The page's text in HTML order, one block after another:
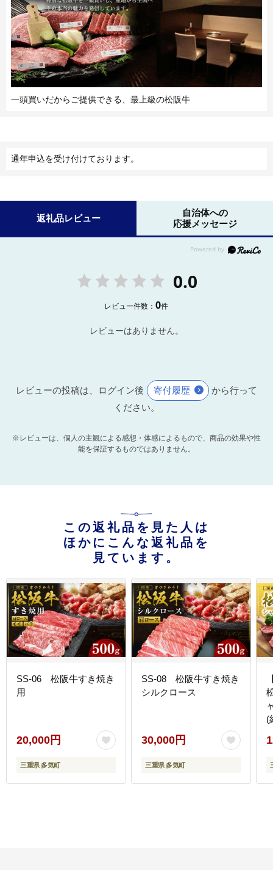
一頭買いだからご提供できる、最上級の松阪牛
通年申込を受け付けております。
返礼品レビュー
自治体への
応援メッセージ
0.0
レビュー件数：0件
レビューはありません。
レビューの投稿は、ログイン後 寄付履歴
から行って
ください。
※レビューは、個人の主観による感想・体感によるもので、商品の効果や性
能を保証するものではありません。
この返礼品を見た人は
ほかにこんな返礼品を
見ています。
SS-06 松阪牛すき焼き
用
20,000円
三重県 多気町
SS-08 松阪牛すき焼き
シルクロース
30,000円
三重県 多気町
(